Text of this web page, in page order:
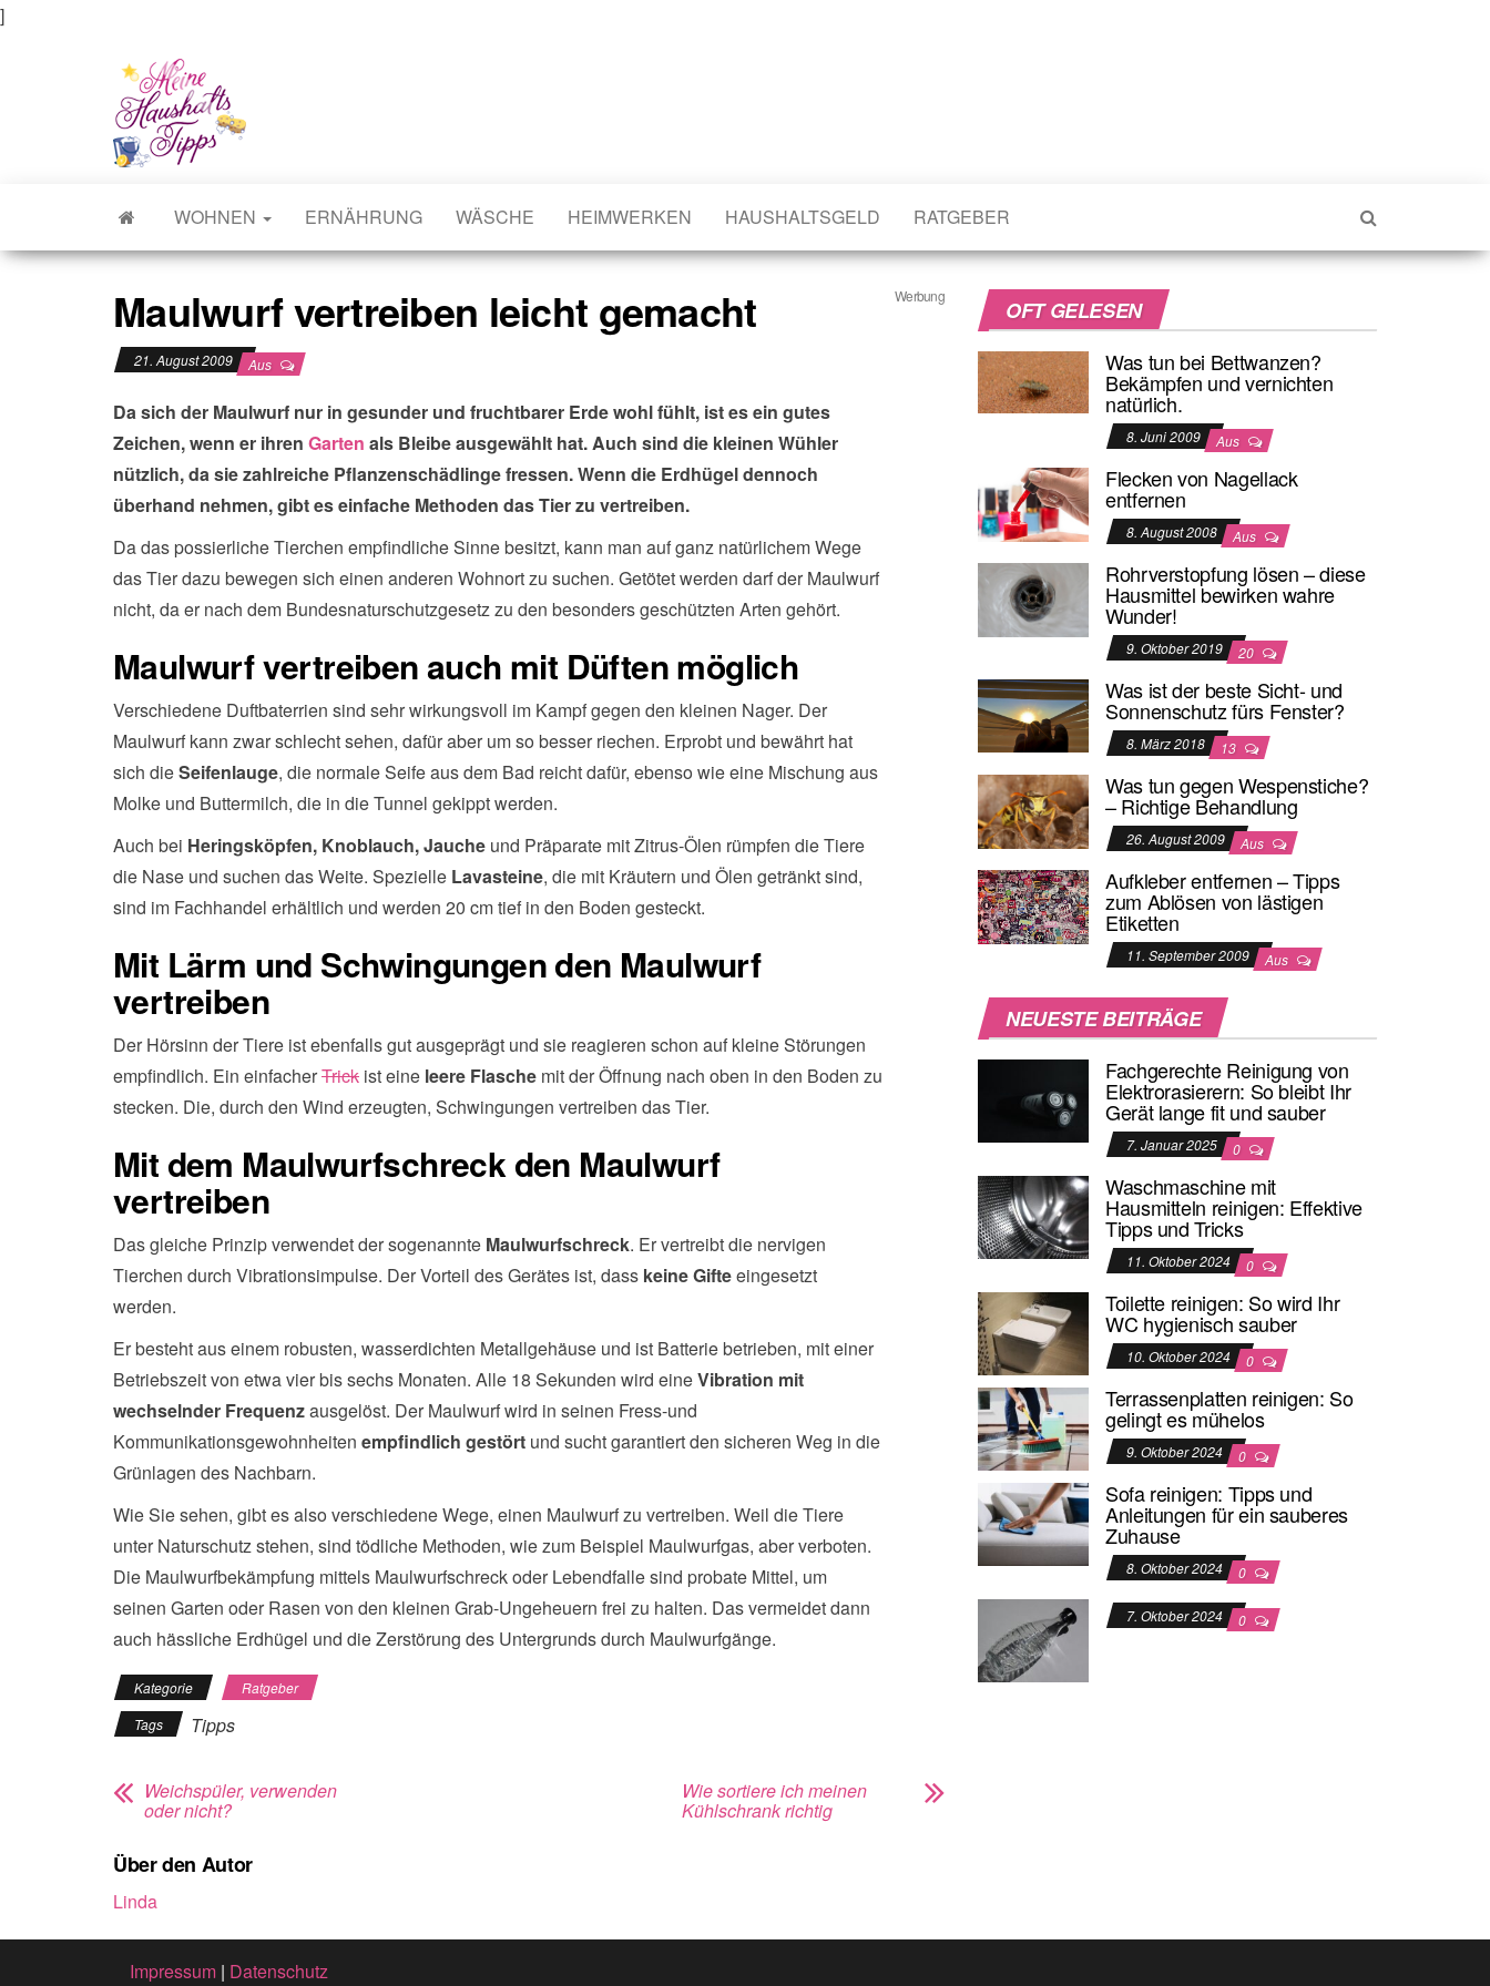
]
Meine Haushaltstipps
Das bisschen Haushalt . . .
WOHNEN ERNÄHRUNG WÄSCHE HEIMWERKEN HAUSHALTSGELD RATGEBER
Maulwurf vertreiben leicht gemacht Werbung
21. August 2009 Aus
Da sich der Maulwurf nur in gesunder und fruchtbarer Erde wohl fühlt, ist es ein gutes
Zeichen, wenn er ihren Garten als Bleibe ausgewählt hat. Auch sind die kleinen Wühler
nützlich, da sie zahlreiche Pflanzenschädlinge fressen. Wenn die Erdhügel dennoch
überhand nehmen, gibt es einfache Methoden das Tier zu vertreiben.
Da das possierliche Tierchen empfindliche Sinne besitzt, kann man auf ganz natürlichem Wege
das Tier dazu bewegen sich einen anderen Wohnort zu suchen. Getötet werden darf der Maulwurf
nicht, da er nach dem Bundesnaturschutzgesetz zu den besonders geschützten Arten gehört.
Maulwurf vertreiben auch mit Düften möglich
Verschiedene Duftbaterrien sind sehr wirkungsvoll im Kampf gegen den kleinen Nager. Der
Maulwurf kann zwar schlecht sehen, dafür aber um so besser riechen. Erprobt und bewährt hat
sich dieSeifenlauge, die normale Seife aus dem Bad reicht dafür, ebenso wie eine Mischung aus
Molke und Buttermilch, die in die Tunnel gekippt werden.
Auch bei Heringsköpfen, Knoblauch, Jauche und Präparate mit Zitrus-Ölen rümpfen die Tiere
die Nase und suchen das Weite. Spezielle Lavasteine, die mit Kräutern und Ölen getränkt sind,
sind im Fachhandel erhältlich und werden 20 cm tief in den Boden gesteckt.
Mit Lärm und Schwingungen den Maulwurf
vertreiben
Der Hörsinn der Tiere ist ebenfalls gut ausgeprägt und sie reagieren schon auf kleine Störungen
empfindlich. Ein einfacherTrick ist eine leere Flasche mit der Öffnung nach oben in den Boden zu
stecken. Die, durch den Wind erzeugten, Schwingungen vertreiben das Tier.
Mit dem Maulwurfschreck den Maulwurf
vertreiben
Das gleiche Prinzip verwendet der sogenannte Maulwurfschreck. Er vertreibt die nervigen
Tierchen durch Vibrationsimpulse. Der Vorteil des Gerätes ist, dass keine Gifteeingesetzt
werden.
Er besteht aus einem robusten, wasserdichten Metallgehäuse und ist Batterie betrieben, mit einer
Betriebszeit von etwa vier bis sechs Monaten. Alle 18 Sekunden wird eineVibration mit
wechselnder Frequenzausgelöst. Der Maulwurf wird in seinen Fress-und
Kommunikationsgewohnheiten empfindlich gestört und sucht garantiert den sicheren Weg in die
Grünlagen des Nachbarn.
Wie Sie sehen, gibt es also verschiedene Wege, einen Maulwurf zu vertreiben. Weil die Tiere
unter Naturschutz stehen, sind tödliche Methoden, wie zum Beispiel Maulwurfgas, aber verboten.
Die Maulwurfbekämpfung mittels Maulwurfschreck oder Lebendfalle sind probate Mittel, um
seinen Garten oder Rasen von den kleinen Grab-Ungeheuern frei zu halten. Das vermeidet dann
auch hässliche Erdhügel und die Zerstörung des Untergrunds durch Maulwurfgänge.
Kategorie
Ratgeber
Tags
Tipps
Weichspüler, verwenden
oder nicht?
Wie sortiere ich meinen
Kühlschrank richtig
Über den Autor
Linda
OFT GELESEN
Was tun bei Bettwanzen?
Bekämpfen und vernichten
natürlich.
8. Juni 2009 Aus
Flecken von Nagellack
entfernen
8. August 2008 Aus
Rohrverstopfung lösen – diese
Hausmittel bewirken wahre
Wunder!
9. Oktober 2019 20
Was ist der beste Sicht- und
Sonnenschutz fürs Fenster?
8. März 2018 13
Was tun gegen Wespenstiche?
– Richtige Behandlung
26. August 2009 Aus
Aufkleber entfernen – Tipps
zum Ablösen von lästigen
Etiketten
11. September 2009 Aus
NEUESTE BEITRÄGE
Fachgerechte Reinigung von
Elektrorasierern: So bleibt Ihr
Gerät lange fit und sauber
7. Januar 2025 0
Waschmaschine mit
Hausmitteln reinigen: Effektive
Tipps und Tricks
11. Oktober 2024 0
Toilette reinigen: So wird Ihr
WC hygienisch sauber
10. Oktober 2024 0
Terrassenplatten reinigen: So
gelingt es mühelos
9. Oktober 2024 0
Sofa reinigen: Tipps und
Anleitungen für ein sauberes
Zuhause
8. Oktober 2024 0
7. Oktober 2024 0
Impressum | Datenschutz